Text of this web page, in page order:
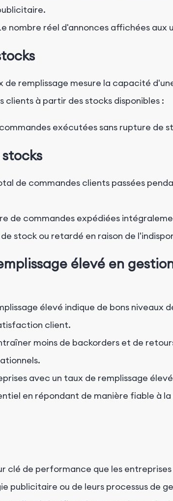
nombre réel d'annonces affichées aux
de remplissage mesure la capacité
à partir des stocks disponibles :
de commandes clients passées
de commandes expédiées
stock ou retardé en raison de
élevé en
élevé indique de bons niveaux
client.
moins de backorders et de
avec un taux de remplissage
en répondant de manière fiable à la
clé de performance que les
publicitaire ou de leurs processus de